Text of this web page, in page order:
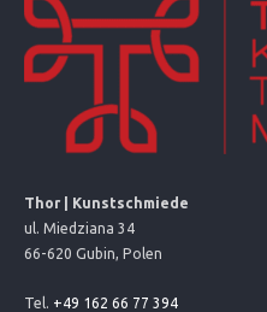
Thor | Kunstschmiede
ul. Miedziana 34
66-620 Gubin, Polen
Tel. +49 162 66 77 394